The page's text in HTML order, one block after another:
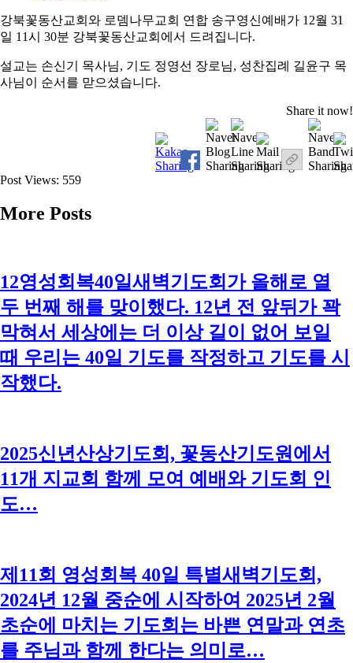
강북꽃동산교회와 로뎀나무교회 연합 송구영신예배가 12월 31
일 11시 30분 강북꽃동산교회에서 드려집니다.
설교는 손신기 목사님, 기도 정영선 장로님, 성찬집례 길윤구 목
사님이 순서를 맏으셨습니다.
Share it now!
Post Views: 559
More Posts
12영성회복40일새벽기도회가 올해로 열
두 번째 해를 맞이했다. 12년 전 앞뒤가 꽉
막혀서 세상에는 더 이상 길이 없어 보일
때 우리는 40일 기도를 작정하고 기도를 시
작했다.
2025신년산상기도회, 꽃동산기도원에서
11개 지교회 함께 모여 예배와 기도회 인
도…
제11회 영성회복 40일 특별새벽기도회,
2024년 12월 중순에 시작하여 2025년 2월
초순에 마치는 기도회는 바쁜 연말과 연초
를 주님과 함께 한다는 의미로…